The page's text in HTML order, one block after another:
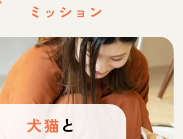
ミッション
犬猫 と